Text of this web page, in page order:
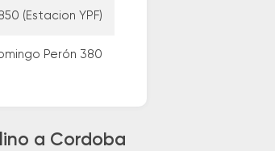
(Estacion YPF)
Perón 380
a Cordoba